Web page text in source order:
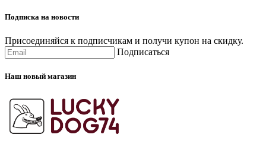
Подписка на новости
Присоединяйся к подписчикам и получи купон на скидку.
Подписаться
Наш новый магазин